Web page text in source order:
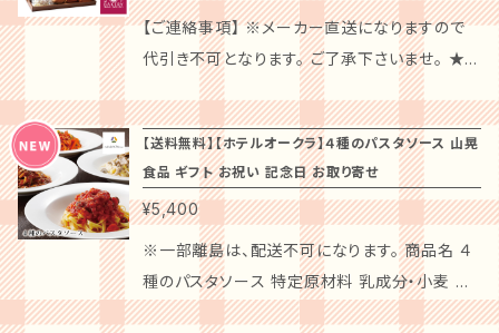
華味鳥を使用し、各部位の個性豊かな味わいを
楽しめるのが最大の魅力です。あっさりとしたも
も肉と、皮の香ばしさ、ふんわりとしたつくね、ト
ロリとしたとりトロ、それぞれの食感と風味をぜ
ひお楽しみください。さらに、特製の焼鳥タレが、
焼き鳥をより引き立て、一口ごとに幸せを感じら
れる内容です。 ◆店主の声 この「焼き鳥セット」
は、厳選した素材を使用し、家庭で手軽に本格的
な博多焼き鳥を楽しんでいただけるように仕上
げました。大切な方との特別な瞬間を、心温まる
心温まるひとときをお過ごしください。大切な方
への祝福や、自分自身へのご褒美としてもおす
すめの一品です！
風味とバランスの良い味わいに心を奪われるこ
とでしょう。このセットは、大切な人への感謝の気
持ちを伝える贈り物や、特別な日の祝いの場に
最適です。 注意事項： 送料無料でお届けいたし
ますので、手軽にご購入いただけます。冷凍保存
が必要なため、到着後はお早めにお召し上がり
ください。国内配送のみ対応しており、離島への
配送はお受けできませんので予めご了承くださ
い。 この特別な洋惣菜セットで、心温まるひとと
きをお過ごしください。大切な方への心からの贈
り物として、また自分自身へのご褒美としてもお
ーブン料理など様々な料理に活用できるので、
幅広い料理のレパートリーを楽しむことができま
す。ぜひ、特別な日に特別なお肉で、家族や友人
と楽しいひとときを共有してください。 この「お
肉de家バルセット」を通じて、あなたの食卓に豊
かな味わいと幸せが訪れますように。贈る側も
受け取る側も笑顔になれる贈り物として、ぜひご
検討ください。 ※お召し上がりの際は、十分に加
熱してからお召し上がりください。
た贅沢な逸品です。濃厚なビーフシチューの味
わいと、黒毛和牛の柔らかく旨味溢れる肉質が
絶妙に絡み合い、一口食べれば虜になること間
違いなし。贈り物や、記念日やお祝いの食事に最
適な一品として、大切な方へのプレゼントにもピ
ッタリです。 あなたの特別な日に、極上の味わい
をお届けいたします。贈り物としても、自分への
ご褒美としても、きっと心に残る食体験をご堪能
ください。 ※冷凍でお届けいたします。解凍後は
加熱してお召し上がりください。
谷チーズケーキ小1個 百年ライスカレービーフ5
箱 総個数 10個 商品サイズ(mm) 340×228×1
84 総重量(kg) 2.3 賞味期限 【チーズケーキ】
30日 【ハンバーグ】300日 【カレー】1年間 原産
地 日本 配送方法 冷凍便でのお届けとなります
商品説明 金谷ホテルオリジナル商品のセットで
す。 金谷ホテルベーカリーのオリジナルセット3
種セットは、栃木県の名店が贈る贅沢な味わい
をお楽しみいただける商品です。モーニングにぴ
ったりな焼きたてのパンや、おやつに最適なスイ
【ご連絡事項】 ※メーカー直送になりますので
代引き不可となります。 ご了承下さいませ。 ★
☆配送不可地域☆★ 沖縄・離島は、配送不可と
なります。 ※ギフトカードは、お付け出来ませ
ん。 商品名 栃木 「金谷ホテルベーカリー」 ブレ
ッド3種と総菜セット セット内容 ハニーロイヤル
×1 抹茶大納言×1 フィグナッツブレッド×1 ビーフ
シチュー×2 オリジナルハンバーグステーキ×2
オリジナルソース×2 プレーンオムレツ×2 総個
数 11 商品サイズ(mm) 228×340×184 総重量
【送料無料】【ホテルオークラ】４種のパスタソース 山晃
食品 ギフト お祝い 記念日 お取り寄せ
¥5,400
※一部離島は、配送不可になります。 商品名 ４
種のパスタソース 特定原材料 乳成分・小麦 特
定原材料に準ずるもの20品目 牛肉・大豆・鶏